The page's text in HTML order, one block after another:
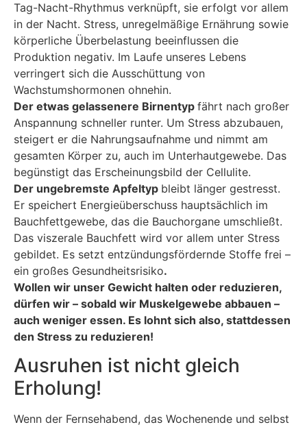
Tag-Nacht-Rhythmus verknüpft, sie erfolgt vor allem
in der Nacht. Stress, unregelmäßige Ernährung sowie
körperliche Überbelastung beeinflussen die
Produktion negativ. Im Laufe unseres Lebens
verringert sich die Ausschüttung von
Wachstumshormonen ohnehin.
Der etwas gelassenere Birnentyp fährt nach großer
Anspannung schneller runter. Um Stress abzubauen,
steigert er die Nahrungsaufnahme und nimmt am
gesamten Körper zu, auch im Unterhautgewebe. Das
begünstigt das Erscheinungsbild der Cellulite.
Der ungebremste Apfeltyp bleibt länger gestresst.
Er speichert Energieüberschuss hauptsächlich im
Bauchfettgewebe, das die Bauchorgane umschließt.
Das viszerale Bauchfett wird vor allem unter Stress
gebildet. Es setzt entzündungsfördernde Stoffe frei –
ein großes Gesundheitsrisiko.
Wollen wir unser Gewicht halten oder reduzieren,
dürfen wir – sobald wir Muskelgewebe abbauen –
auch weniger essen. Es lohnt sich also, stattdessen
den Stress zu reduzieren!
Ausruhen ist nicht gleich
Erholung!
Wenn der Fernsehabend, das Wochenende und selbst